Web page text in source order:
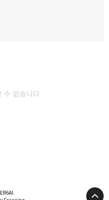
수 없습니다.
도록 하겠는데요, 우리는 이미